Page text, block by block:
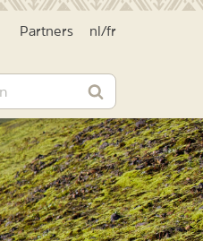
Partners nl /fr
Zoeken